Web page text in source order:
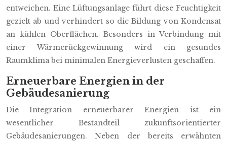
entweichen. Eine Lüftungsanlage führt diese Feuchtigkeit
gezielt ab und verhindert so die Bildung von Kondensat
an kühlen Oberflächen. Besonders in Verbindung mit
einer Wärmerückgewinnung wird ein gesundes
Raumklima bei minimalen Energieverlusten geschaffen.
Erneuerbare Energien in der
Gebäudesanierung
Die Integration erneuerbarer Energien ist ein
wesentlicher Bestandteil zukunftsorientierter
Gebäudesanierungen. Neben der bereits erwähnten